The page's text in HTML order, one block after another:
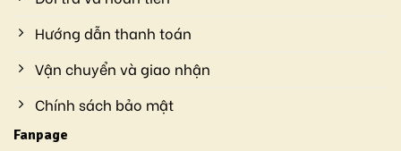
Hướng dẫn thanh toán
Vận chuyển và giao nhận
Chính sách bảo mật
Fanpage